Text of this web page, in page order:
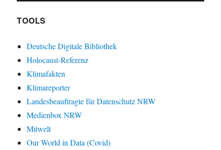
TOOLS
Deutsche Digitale Bibliothek
Holocaust-Referenz
Klimafakten
Klimareporter
Landesbeauftragte für Datenschutz NRW
Medienbox NRW
Mitwelt
Our World in Data (Covid)